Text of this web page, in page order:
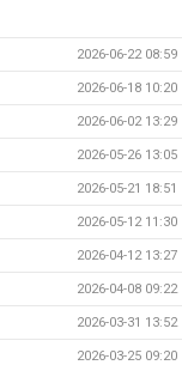
2026-06-22 08:59
2026-06-18 10:20
2026-06-02 13:29
2026-05-26 13:05
2026-05-21 18:51
2026-05-12 11:30
2026-04-12 13:27
2026-04-08 09:22
2026-03-31 13:52
2026-03-25 09:20